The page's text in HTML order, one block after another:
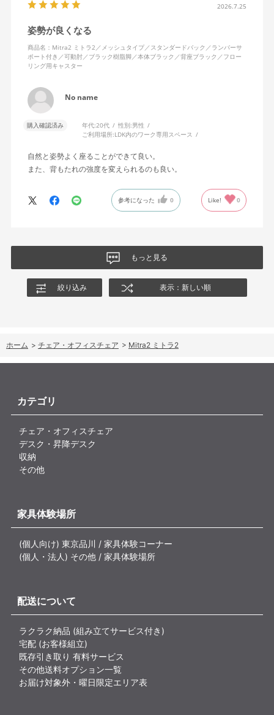
思います。良い商品に巡り会えてとても嬉しいです。
2026.7.25
姿勢が良くなる
商品名：Mitra2 ミトラ2／メッシュタイプ／スタンダードバック／ランバーサ
ポート付き／可動肘／ブラック樹脂脚／本体ブラック／背座ブラック／フロー
リング用キャスター
No name
購入確認済み 年代:20代 性別:男性
ご利用場所:LDK内のワーク専用スペース
自然と姿勢よく座ることができて良い。
また、背もたれの強度を変えられるのも良い。
参考になった 0 Like! 0
もっと見る
絞り込み 表示：新しい順
ホーム > チェア・オフィスチェア > Mitra2 ミトラ2
カテゴリ
チェア・オフィスチェア
デスク・昇降デスク
収納
その他
家具体験場所
(個人向け) 東京品川 / 家具体験コーナー
(個人・法人) その他 / 家具体験場所
配送について
ラクラク納品 (組み立てサービス付き)
宅配 (お客様組立)
既存引き取り 有料サービス
その他送料オプション一覧
お届け対象外・曜日限定エリア表